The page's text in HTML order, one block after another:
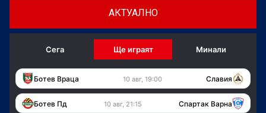
АКТУАЛНО
Сега Ще играят Минали
Ботев Враца 10 авг, 19:00 Славия
Ботев Пд 10 авг, 21:15 Спартак Варна